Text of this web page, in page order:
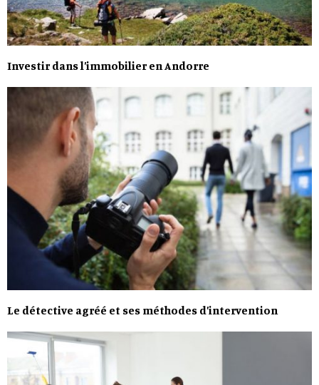
Investir dans l’immobilier en Andorre
Le détective agréé et ses méthodes d’intervention